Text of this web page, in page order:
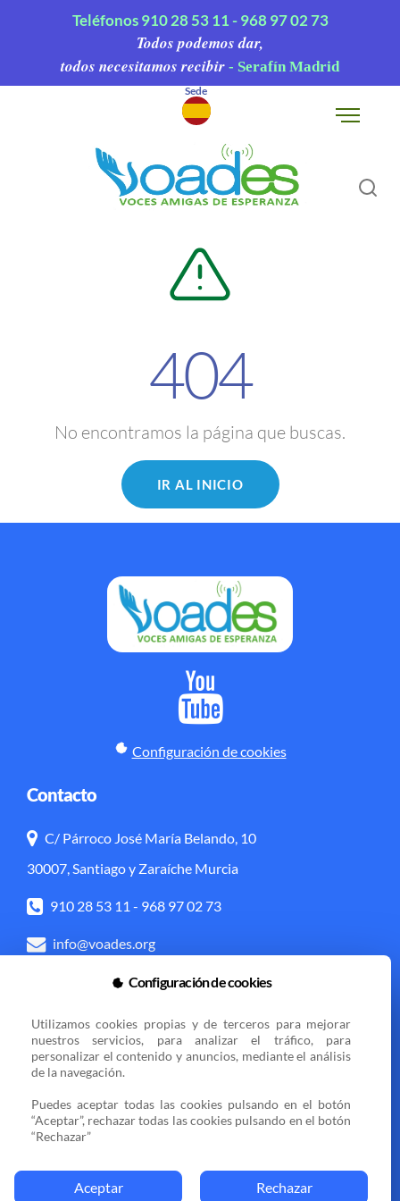
Teléfonos910 28 53 11 -968 97 02 73
Todos podemos dar,
todos necesitamos recibir - Serafín Madrid
Sede
404
No encontramos la página que buscas.
IR AL INICIO
Configuración de cookies
Contacto
C/ Párroco José María Belando, 10
30007, Santiago y Zaraíche Murcia
910 28 53 11 - 968 97 02 73
info@voades.org
Transparencia
Política de cookies
Aviso legal
Sedes
© 2025 VOCES AMIGAS DE ESPERANZA
Configuración de cookies
Utilizamos cookies propias y de terceros para mejorar
nuestros servicios, para analizar el tráfico, para
personalizar el contenido y anuncios, mediante el análisis
de la navegación.
Puedes aceptar todas las cookies pulsando en el botón
“Aceptar”, rechazar todas las cookies pulsando en el botón
“Rechazar”
Aceptar Rechazar